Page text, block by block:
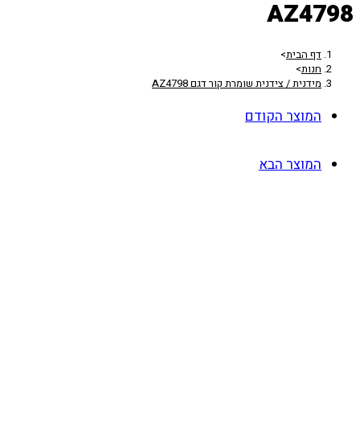
AZ4798
דף הבית>
חנות>
מידנית / צידנית שומרת קור דגם AZ4798
המוצר הקודם
המוצר הבא